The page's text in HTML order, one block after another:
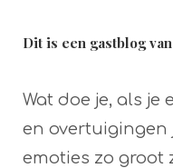
Dit is een gastblog van
Wat doe je, als je
en overtuigingen
emoties zo groot